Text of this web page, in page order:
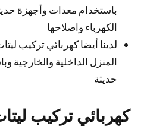
باستخدام معدات وأجهزة
الكهرباء واصلاحها
لدينا أيضا كهربائي تركيب
المنزل الداخلية والخارجية
حديثة
كهربائي تركيب